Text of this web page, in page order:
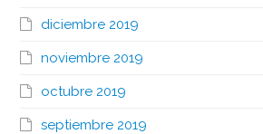
diciembre 2019
noviembre 2019
octubre 2019
septiembre 2019